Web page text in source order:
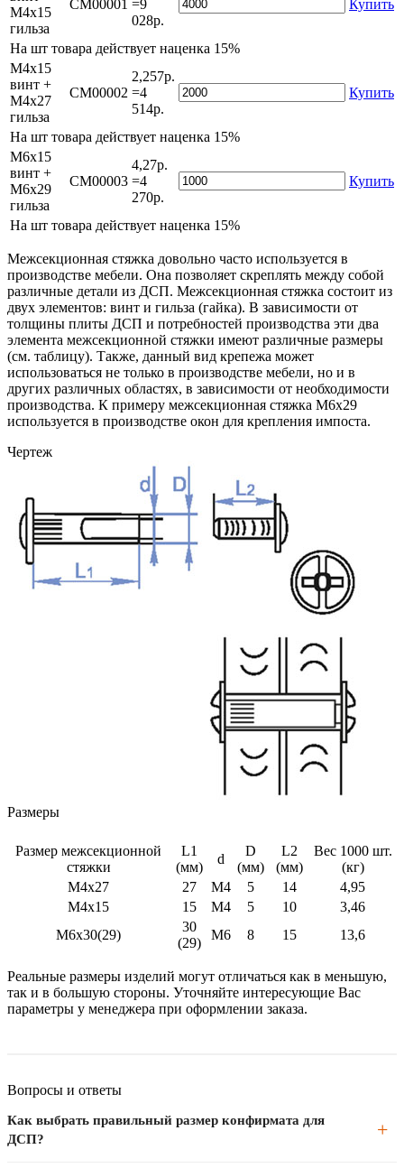
М4х15
гильза
СМ00001 =9
028р.
Купить
На шт товара действует наценка 15%
М4х15
винт +
М4х27
гильза
СМ00002
2,257р.
=4
514р.
Купить
На шт товара действует наценка 15%
М6х15
винт +
М6х29
гильза
СМ00003
4,27р.
=4
270р.
Купить
На шт товара действует наценка 15%
Межсекционная стяжка довольно часто используется в
производстве мебели. Она позволяет скреплять между собой
различные детали из ДСП. Межсекционная стяжка состоит из
двух элементов: винт и гильза (гайка). В зависимости от
толщины плиты ДСП и потребностей производства эти два
элемента межсекционной стяжки имеют различные размеры
(см. таблицу). Также, данный вид крепежа может
использоваться не только в производстве мебели, но и в
других различных областях, в зависимости от необходимости
производства. К примеру межсекционная стяжка М6х29
используется в производстве окон для крепления импоста.
Чертеж
Размеры
Размер межсекционной
стяжки
L1
(мм)
d
D
(мм)
L2
(мм)
Вес 1000 шт.
(кг)
М4х27
27 М4 5 14
4,95
М4х15
15 M4 5 10
3,46
М6х30(29)
30
(29)
М6 8 15 13,6
Реальные размеры изделий могут отличаться как в меньшую,
так и в большую стороны. Уточняйте интересующие Вас
параметры у менеджера при оформлении заказа.
Вопросы и ответы
Как выбрать правильный размер конфирмата для
ДСП?